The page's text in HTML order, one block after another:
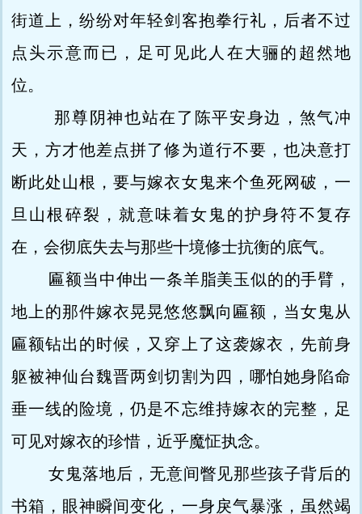
街道上，纷纷对年轻剑客抱拳行礼，后者不过
点头示意而已，足可见此人在大骊的超然地
位。
那尊阴神也站在了陈平安身边，煞气冲
天，方才他差点拼了修为道行不要，也决意打
断此处山根，要与嫁衣女鬼来个鱼死网破，一
旦山根碎裂，就意味着女鬼的护身符不复存
在，会彻底失去与那些十境修士抗衡的底气。
匾额当中伸出一条羊脂美玉似的的手臂，
地上的那件嫁衣晃晃悠悠飘向匾额，当女鬼从
匾额钻出的时候，又穿上了这袭嫁衣，先前身
躯被神仙台魏晋两剑切割为四，哪怕她身陷命
垂一线的险境，仍是不忘维持嫁衣的完整，足
可见对嫁衣的珍惜，近乎魔怔执念。
女鬼落地后，无意间瞥见那些孩子背后的
书箱，眼神瞬间变化，一身戾气暴涨，虽然竭